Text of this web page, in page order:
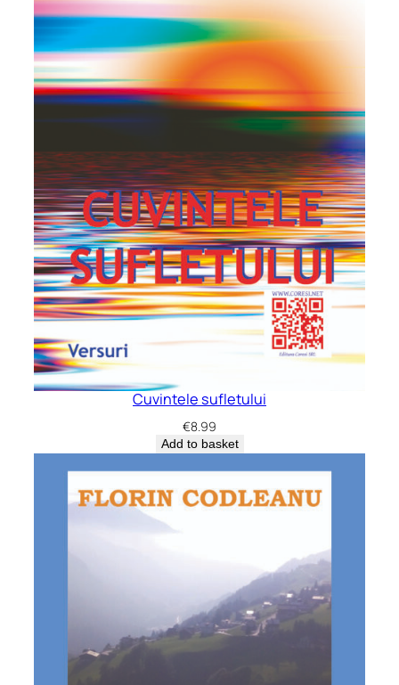
Cuvintele sufletului
€8.99
Add to basket